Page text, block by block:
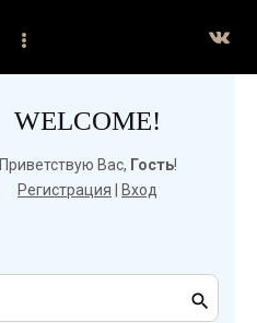
WELCOME!
Приветствую Вас, Гость!
Регистрация
Вход